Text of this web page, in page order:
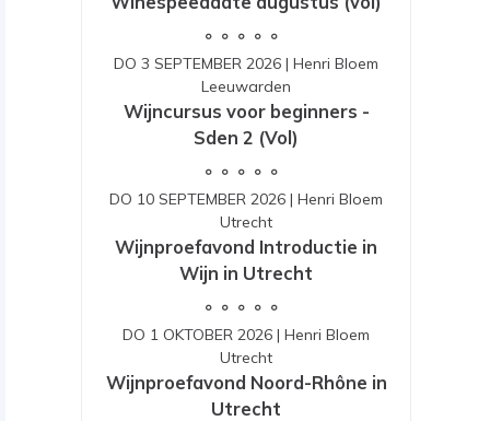
DO 3 SEPTEMBER 2026 | Henri Bloem
Leeuwarden
Wijncursus voor beginners -
Sden 2 (Vol)
DO 10 SEPTEMBER 2026 | Henri Bloem
Utrecht
Wijnproefavond Introductie in
Wijn in Utrecht
DO 1 OKTOBER 2026 | Henri Bloem
Utrecht
Wijnproefavond Noord-Rhône in
Utrecht